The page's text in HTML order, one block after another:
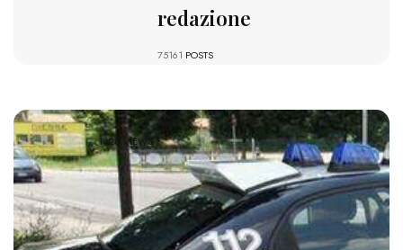
redazione
75161 POSTS
1428 VIEWS